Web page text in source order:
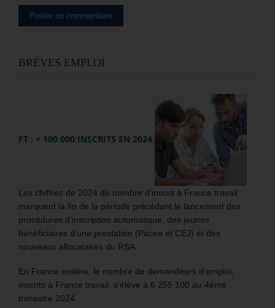
BRÈVES EMPLOI
FT : + 100 000 INSCRITS EN 2024
Les chiffres de 2024 du nombre d’inscrit à France travail
marquent la fin de la période précédant le lancement des
procédures d’inscription automatique, des jeunes
bénéficiaires d’une prestation (Pacea et CEJ) et des
nouveaux allocataires du RSA.
En France entière, le nombre de demandeurs d’emploi,
inscrits à France travail, s’élève à 6 255 100 au 4ème
trimestre 2024.